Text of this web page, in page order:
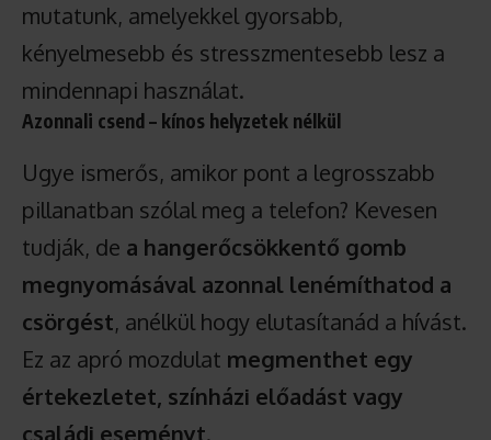
mutatunk, amelyekkel gyorsabb,
kényelmesebb és stresszmentesebb lesz a
mindennapi használat.
Azonnali csend – kínos helyzetek nélkül
Ugye ismerős, amikor pont a legrosszabb
pillanatban szólal meg a telefon? Kevesen
tudják, de a hangerőcsökkentő gomb
megnyomásával azonnal lenémíthatod a
csörgést, anélkül hogy elutasítanád a hívást.
Ez az apró mozdulat megmenthet egy
értekezletet, színházi előadást vagy
családi eseményt.